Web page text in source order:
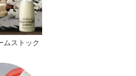
ムストック